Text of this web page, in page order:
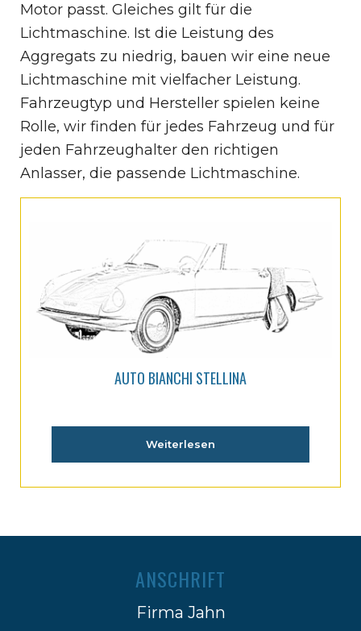
Motor passt. Gleiches gilt für die
Lichtmaschine. Ist die Leistung des
Aggregats zu niedrig, bauen wir eine neue
Lichtmaschine mit vielfacher Leistung.
Fahrzeugtyp und Hersteller spielen keine
Rolle, wir finden für jedes Fahrzeug und für
jeden Fahrzeughalter den richtigen
Anlasser, die passende Lichtmaschine.
AUTO BIANCHI STELLINA
Weiterlesen
ANSCHRIFT
Firma Jahn